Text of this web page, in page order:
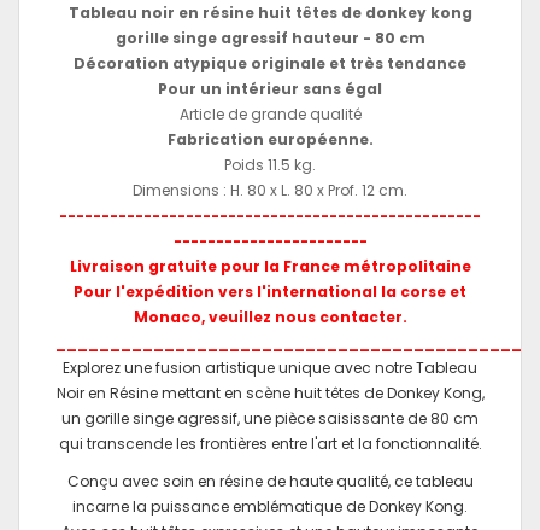
Tableau noir en résine huit têtes de donkey kong
gorille singe agressif hauteur - 80 cm
Décoration atypique originale et très tendance
Pour un intérieur sans égal
Article de grande qualité
Fabrication européenne.
Poids 11.5 kg.
Dimensions : H. 80 x L. 80 x Prof. 12 cm.
--------------------------------------------------
-----------------------
Livraison gratuite pour la France métropolitaine
Pour l'expédition vers l'international la corse et
Monaco, veuillez nous contacter.
Explorez une fusion artistique unique avec notre Tableau
Noir en Résine mettant en scène huit têtes de Donkey Kong,
un gorille singe agressif, une pièce saisissante de 80 cm
qui transcende les frontières entre l'art et la fonctionnalité.
Conçu avec soin en résine de haute qualité, ce tableau
incarne la puissance emblématique de Donkey Kong.